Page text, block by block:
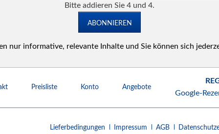
Bitte addieren Sie 4 und 4.
ABONNIEREN
nur informative, relevante Inhalte und Sie können sich
Preisliste Konto Angebote
Google-
Navigation
Lieferbedingungen Impressum AGB